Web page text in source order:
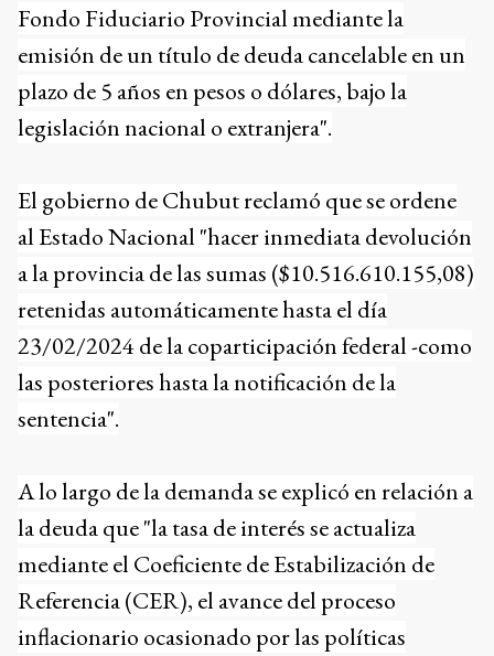
Fondo Fiduciario Provincial mediante la
emisión de un título de deuda cancelable en un
plazo de 5 años en pesos o dólares, bajo la
legislación nacional o extranjera".
El gobierno de Chubut reclamó que se ordene
al Estado Nacional "hacer inmediata devolución
a la provincia de las sumas ($10.516.610.155,08)
retenidas automáticamente hasta el día
23/02/2024 de la coparticipación federal -como
las posteriores hasta la notificación de la
sentencia".
A lo largo de la demanda se explicó en relación a
la deuda que "la tasa de interés se actualiza
mediante el Coeficiente de Estabilización de
Referencia (CER), el avance del proceso
inflacionario ocasionado por las políticas